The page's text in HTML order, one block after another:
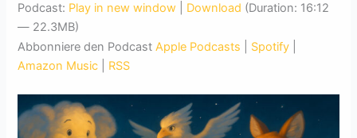
Podcast: Play in new window Download (Duration: 16:12
— 22.3MB)
Abbonniere den PodcastApple Podcasts Spotify
Amazon Music
RSS